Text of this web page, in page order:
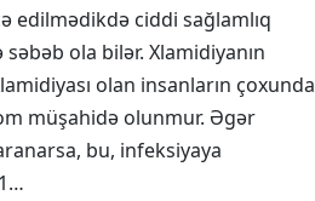
edilmədikdə ciddi sağlamlıq
ola bilər. Xlamidiyanın
olan insanların çoxunda
müşahidə olunmur. Əgər
bu, infeksiyaya